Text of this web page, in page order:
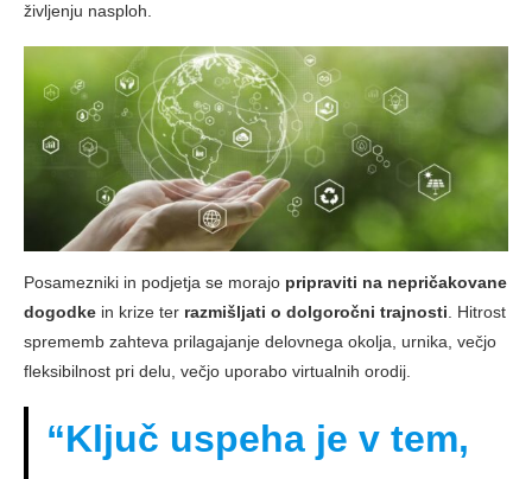
življenju nasploh.
Posamezniki in podjetja se morajo pripraviti na nepričakovane
dogodke in krize ter razmišljati o dolgoročni trajnosti . Hitrost
sprememb zahteva prilagajanje delovnega okolja, urnika, večjo
fleksibilnost pri delu, večjo uporabo virtualnih orodij.
“Ključ uspeha je v tem,